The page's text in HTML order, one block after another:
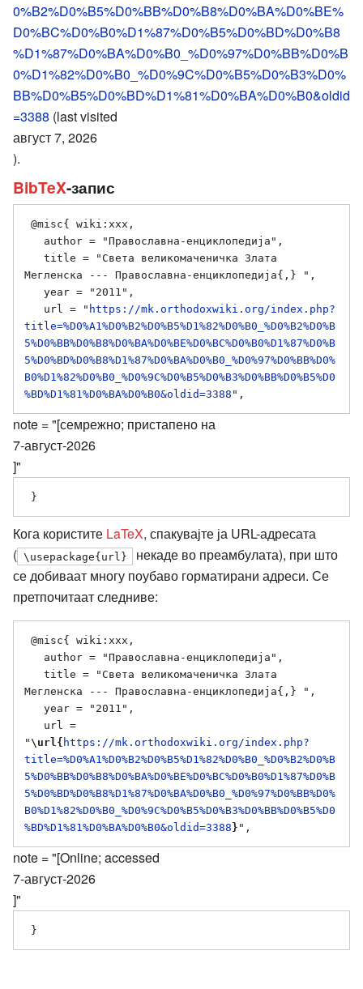
0%B2%D0%B5%D0%BB%D0%B8%D0%BA%D0%BE%
D0%BC%D0%B0%D1%87%D0%B5%D0%BD%D0%B8
%D1%87%D0%BA%D0%B0_%D0%97%D0%BB%D0%B
0%D1%82%D0%B0_%D0%9C%D0%B5%D0%B3%D0%
BB%D0%B5%D0%BD%D1%81%D0%BA%D0%B0&oldid
=3388 (last visited
август 7, 2026
).
BibTeX-запис
Мегленска --- Православна-енциклопедија{,} ",
   url = "
https://mk.orthodoxwiki.org/index.php?
title=%D0%A1%D0%B2%D0%B5%D1%82%D0%B0_%D0%B2%D0%B
5%D0%BB%D0%B8%D0%BA%D0%BE%D0%BC%D0%B0%D1%87%D0%B
5%D0%BD%D0%B8%D1%87%D0%BA%D0%B0_%D0%97%D0%BB%D0%
B0%D1%82%D0%B0_%D0%9C%D0%B5%D0%B3%D0%BB%D0%B5%D0
%BD%D1%81%D0%BA%D0%B0&oldid=3388
note = "[семрежно; пристапено на
7-август-2026
]"
Кога користите LaTeX, спакувајте ја URL-адресата
( \usepackage{url}
некаде во преамбулата), при што
се добиваат многу поубаво горматирани адреси. Се
претпочитаат следниве:
Мегленска --- Православна-енциклопедија{,} ",
" \url{ https://mk.orthodoxwiki.org/index.php?
title=%D0%A1%D0%B2%D0%B5%D1%82%D0%B0_%D0%B2%D0%B
5%D0%BB%D0%B8%D0%BA%D0%BE%D0%BC%D0%B0%D1%87%D0%B
5%D0%BD%D0%B8%D1%87%D0%BA%D0%B0_%D0%97%D0%BB%D0%
B0%D1%82%D0%B0_%D0%9C%D0%B5%D0%B3%D0%BB%D0%B5%D0
%BD%D1%81%D0%BA%D0%B0&oldid=3388 }
note = "[Online; accessed
7-август-2026
]"